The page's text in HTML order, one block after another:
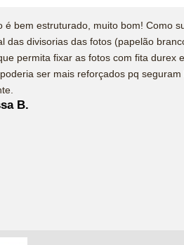
é bem estruturado, muito bom! Como
das divisorias das fotos (papelão
permita fixar as fotos com fita durex
ser mais reforçados pq
B.